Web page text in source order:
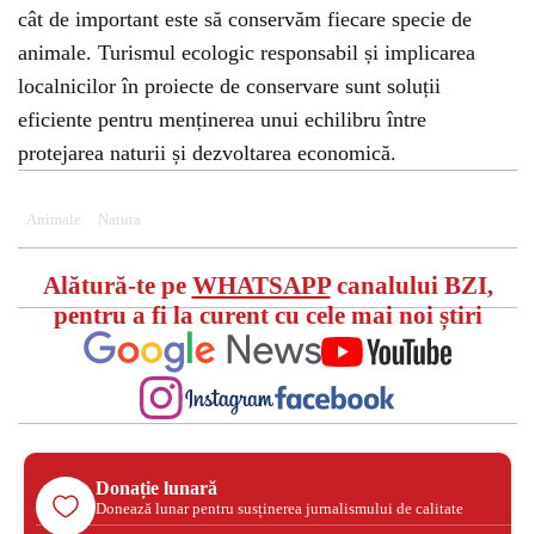
cât de important este să conservăm fiecare specie de
animale. Turismul ecologic responsabil și implicarea
localnicilor în proiecte de conservare sunt soluții
eficiente pentru menținerea unui echilibru între
protejarea naturii și dezvoltarea economică.
Animale Natura
Alătură-te pe WHATSAPPcanalului BZI,
pentru a fi la curent cu cele mai noi știri
Donație lunară
Donează lunar pentru susținerea jurnalismului de calitate